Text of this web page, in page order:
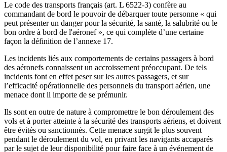
Le code des transports français (art. L 6522-3) confère au
commandant de bord le pouvoir de débarquer toute personne « qui
peut présenter un danger pour la sécurité, la santé, la salubrité ou le
bon ordre à bord de l'aéronef », ce qui complète d’une certaine
façon la définition de l’annexe 17.
Les incidents liés aux comportements de certains passagers à bord
des aéronefs connaissent un accroissement préoccupant. De tels
incidents font en effet peser sur les autres passagers, et sur
l’efficacité opérationnelle des personnels du transport aérien, une
menace dont il importe de se prémunir.
Ils sont en outre de nature à compromettre le bon déroulement des
vols et à porter atteinte à la sécurité des transports aériens, et doivent
être évités ou sanctionnés. Cette menace surgit le plus souvent
pendant le déroulement du vol, en privant les navigants accaparés
par le sujet de leur disponibilité pour faire face à un événement de